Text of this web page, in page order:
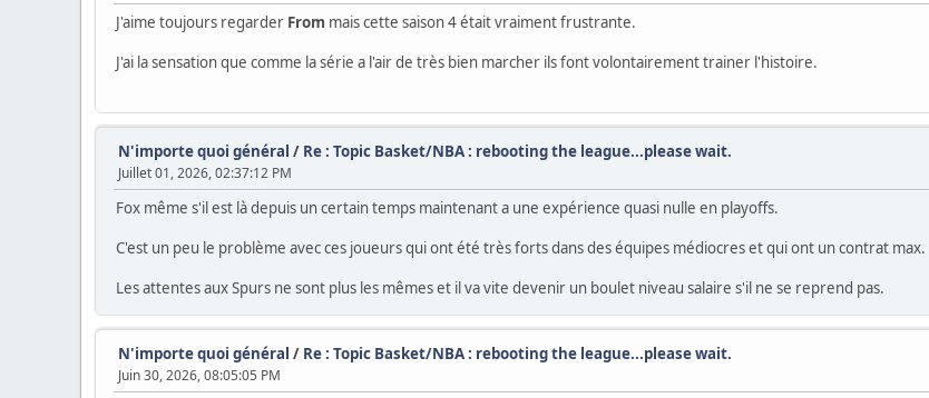
J'aime toujours regarder From mais cette saison 4 était vraiment frustrante.
J'ai la sensation que comme la série a l'air de très bien marcher ils font volontairement trainer l'histoire.
N'importe quoi général / Re : Topic Basket/NBA : rebooting the league...please wait.
Juillet 01, 2026, 02:37:12 PM
Fox même s'il est là depuis un certain temps maintenant a une expérience quasi nulle en playoffs.
C'est un peu le problème avec ces joueurs qui ont été très forts dans des équipes médiocres et qui ont un contrat max.
Les attentes aux Spurs ne sont plus les mêmes et il va vite devenir un boulet niveau salaire s'il ne se reprend pas.
N'importe quoi général / Re : Topic Basket/NBA : rebooting the league...please wait.
Juin 30, 2026, 08:05:05 PM